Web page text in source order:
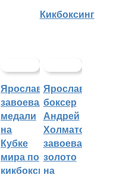
Кикбоксинг
Ярославцы
завоевали
медали
на
Кубке
мира по
кикбоксингу
Ярославский
боксер
Андрей
Холматов
завоевал
золото
на